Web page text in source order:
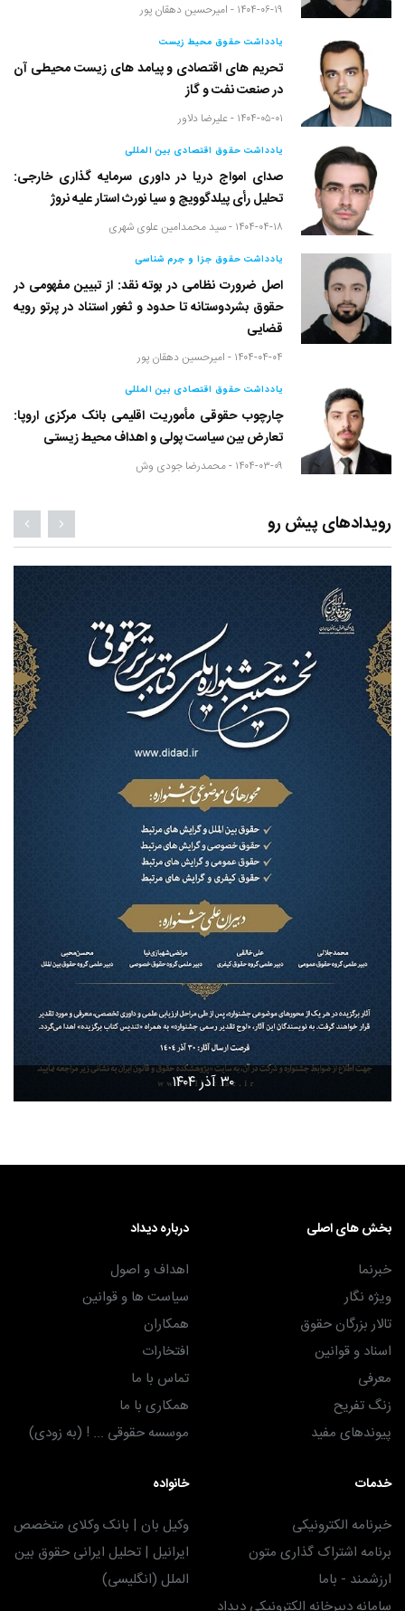
۱۴۰۴-۰۶-۱۹ - امیرحسین دهقان پور
یادداشت حقوق محیط زیست
تحریم های اقتصادی و پیامد های زیست محیطی آن
در صنعت نفت و گاز
۱۴۰۴-۰۵-۰۱ - علیرضا دلاور
یادداشت حقوق اقتصادی بین المللی
صدای امواج دریا در داوری سرمایه گذاری خارجی:
تحلیل رأی پیلدگوویچ و سیا نورث استار علیه نروژ
۱۴۰۴-۰۴-۱۸ - سید محمدامین علوی شهری
یادداشت حقوق جزا و جرم شناسی
اصل ضرورت نظامی در بوته نقد: از تبیین مفهومی در
حقوق بشردوستانه تا حدود و ثغور استناد در پرتو رویه
قضایی
۱۴۰۴-۰۴-۰۴ - امیرحسین دهقان پور
یادداشت حقوق اقتصادی بین المللی
چارچوب حقوقی مأموریت اقلیمی بانک مرکزی اروپا:
تعارض بین سیاست پولی و اهداف محیط زیستی
۱۴۰۴-۰۳-۰۹ - محمدرضا جودی وش
رویدادهای پیش رو
۳۰ آذر ۱۴۰۴
بخش های اصلی
خبرنما
ویژه نگار
تالار بزرگان حقوق
اسناد و قوانین
معرفی
زنگ تفریح
پیوندهای مفید
درباره دیداد
اهداف و اصول
سیاست ها و قوانین
همکاران
افتخارات
تماس با ما
همکاری با ما
موسسه حقوقی ... ! (به زودی)
خدمات
خبرنامه الکترونیکی
برنامه اشتراک گذاری متون
ارزشمند - باما
خانواده
وکیل بان | بانک وکلای متخصص
ایرانیل | تحلیل ایرانی حقوق بین
الملل (انگلیسی)